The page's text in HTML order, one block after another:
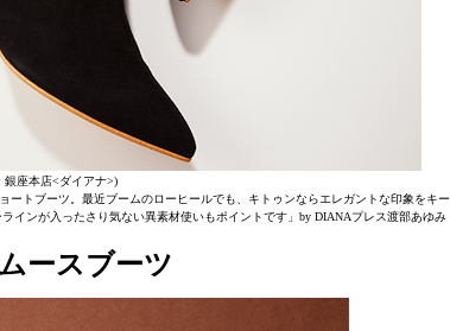
銀座本店<ダイアナ>)
ートブーツ。最近ブームのローヒールでも、キトゥンならエレガントな印象をキー
インが入ったさり気ない異素材使いもポイントです」by DIANAプレス渡部あゆみ
ースブーツ